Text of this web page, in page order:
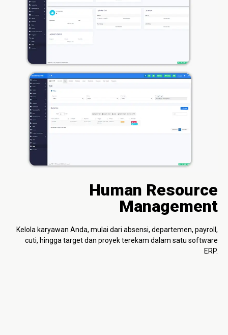
Human Resource
Management
Kelola karyawan Anda, mulai dari absensi, departemen, payroll,
cuti, hingga target dan proyek terekam dalam satu software
ERP.